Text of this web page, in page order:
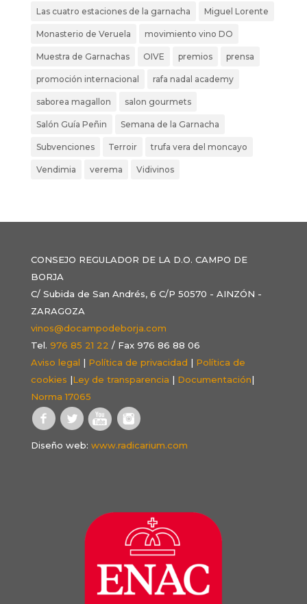
Las cuatro estaciones de la garnacha Miguel Lorente
Monasterio de Veruela movimiento vino DO
Muestra de Garnachas OIVE premios prensa
promoción internacional rafa nadal academy
saborea magallon salon gourmets
Salón Guía Peñin Semana de la Garnacha
Subvenciones Terroir trufa vera del moncayo
Vendimia verema Vidivinos
CONSEJO REGULADOR DE LA D.O. CAMPO DE
BORJA
C/ Subida de San Andrés, 6 C/P 50570 - AINZÓN -
ZARAGOZA
vinos@docampodeborja.com
Tel. 976 85 21 22 / Fax 976 86 88 06
Aviso legal | Política de privacidad | Política de
cookies |Ley de transparencia | Documentación|
Norma 17065
Diseño web: www.radicarium.com